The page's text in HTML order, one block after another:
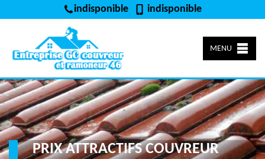
indisponible indisponible
MENU
PRIX ATTRACTIFS COUVREUR